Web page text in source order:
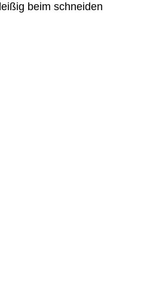
beim schneiden